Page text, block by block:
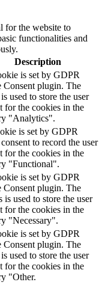
for the website to
functionalities and
Description
is set by GDPR
Consent plugin. The
used to store the user
for the cookies in the
"Analytics".
is set by GDPR
to record the user
for the cookies in the
"Functional".
is set by GDPR
Consent plugin. The
is used to store the user
for the cookies in the
"Necessary".
is set by GDPR
Consent plugin. The
used to store the user
for the cookies in the
"Other.